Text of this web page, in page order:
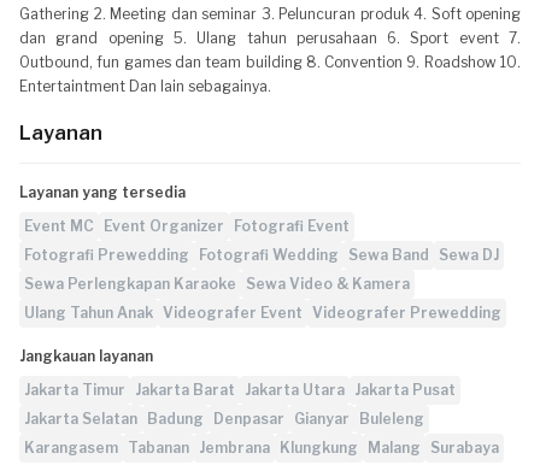
Gathering 2. Meeting dan seminar 3. Peluncuran produk 4. Soft opening
dan grand opening 5. Ulang tahun perusahaan 6. Sport event 7.
Outbound, fun games dan team building 8. Convention 9. Roadshow 10.
Entertaintment Dan lain sebagainya.
Layanan
Layanan yang tersedia
Event MC
Event Organizer
Fotografi Event
Fotografi Prewedding
Fotografi Wedding Sewa Band
Sewa DJ
Sewa Perlengkapan Karaoke
Sewa Video & Kamera
Ulang Tahun Anak Videografer Event Videografer Prewedding
Jangkauan layanan
Jakarta Timur
Jakarta Barat Jakarta Utara Jakarta Pusat
Jakarta Selatan
Badung Denpasar Gianyar
Buleleng
Karangasem Tabanan Jembrana Klungkung Malang Surabaya